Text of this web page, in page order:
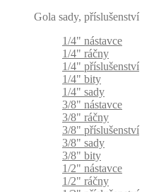
Gola sady, příslušenství
1/4" nástavce
1/4" ráčny
1/4" příslušenství
1/4" bity
1/4" sady
3/8" nástavce
3/8" ráčny
3/8" příslušenství
3/8" sady
3/8" bity
1/2" nástavce
1/2" ráčny